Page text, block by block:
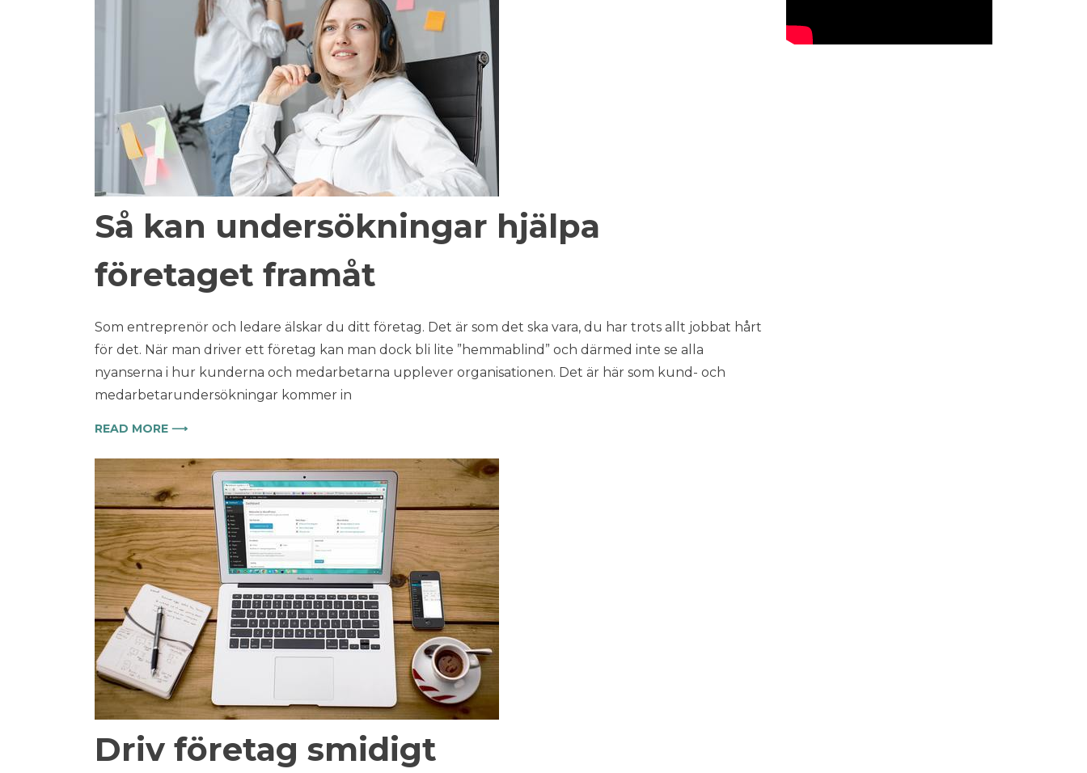
Så kan undersökningar hjälpa
företaget framåt
Som entreprenör och ledare älskar du ditt företag. Det är som det ska vara, du har trots allt jobbat hårt
för det. När man driver ett företag kan man dock bli lite ”hemmablind” och därmed inte se alla
nyanserna i hur kunderna och medarbetarna upplever organisationen. Det är här som kund- och
medarbetarundersökningar kommer in
READ MORE ⟶
Driv företag smidigt